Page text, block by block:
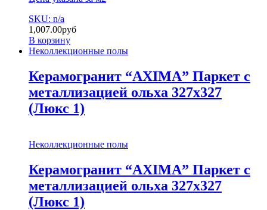
SKU: n/a
1,007.00руб
В корзину
Неколлекционные полы
Керамогранит “AXIMA” Паркет с
металлизацией ольха 327х327
(Люкс 1)
Неколлекционные полы
Керамогранит “AXIMA” Паркет с
металлизацией ольха 327х327
(Люкс 1)